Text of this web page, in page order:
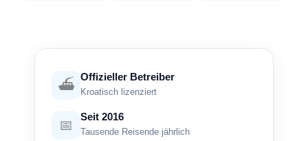
⛴️
Offizieller Betreiber
Kroatisch lizenziert
📅
Seit 2016
Tausende Reisende jährlich